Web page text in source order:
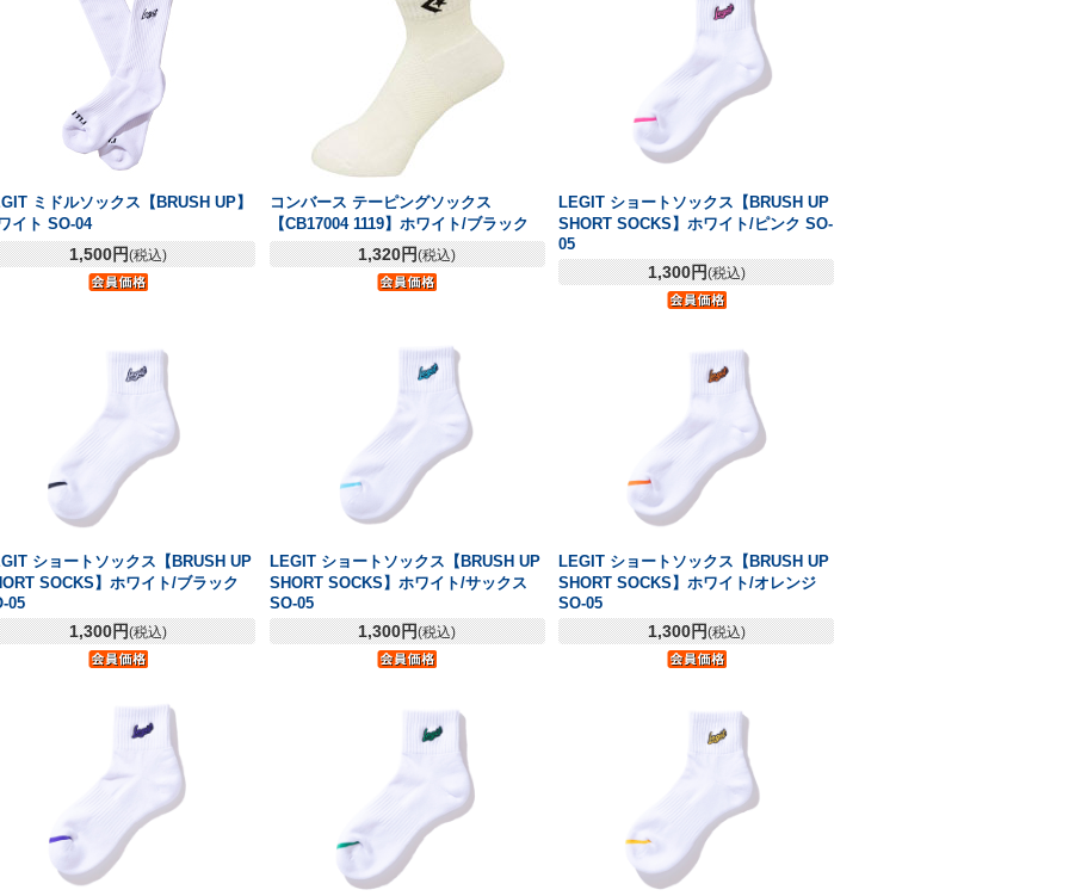
ミドルソックス【BRUSH UP】
イト SO-04
1,500円(税込)
コンバース テーピングソックス
【CB17004 1119】ホワイト/ブラック
1,320円(税込)
LEGIT ショートソックス【BRUSH UP
SHORT SOCKS】ホワイト/ピンク SO-
05
1,300円(税込)
ショートソックス【BRUSH UP
SOCKS】ホワイト/ブラック
05
1,300円(税込)
LEGIT ショートソックス【BRUSH UP
SHORT SOCKS】ホワイト/サックス
SO-05
1,300円(税込)
LEGIT ショートソックス【BRUSH UP
SHORT SOCKS】ホワイト/オレンジ
SO-05
1,300円(税込)